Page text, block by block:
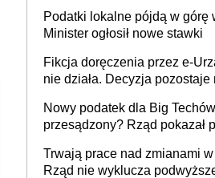
umowy cywilnoprawnej
racjonalnym wyjściem
Podatki lokalne pójdą w górę
Minister ogłosił nowe stawki
Fikcja doręczenia przez e-
nie działa. Decyzja
Nowy podatek dla Big
przesądzony? Rząd pokazał
Trwają prace nad zmianami
Rząd nie wyklucza